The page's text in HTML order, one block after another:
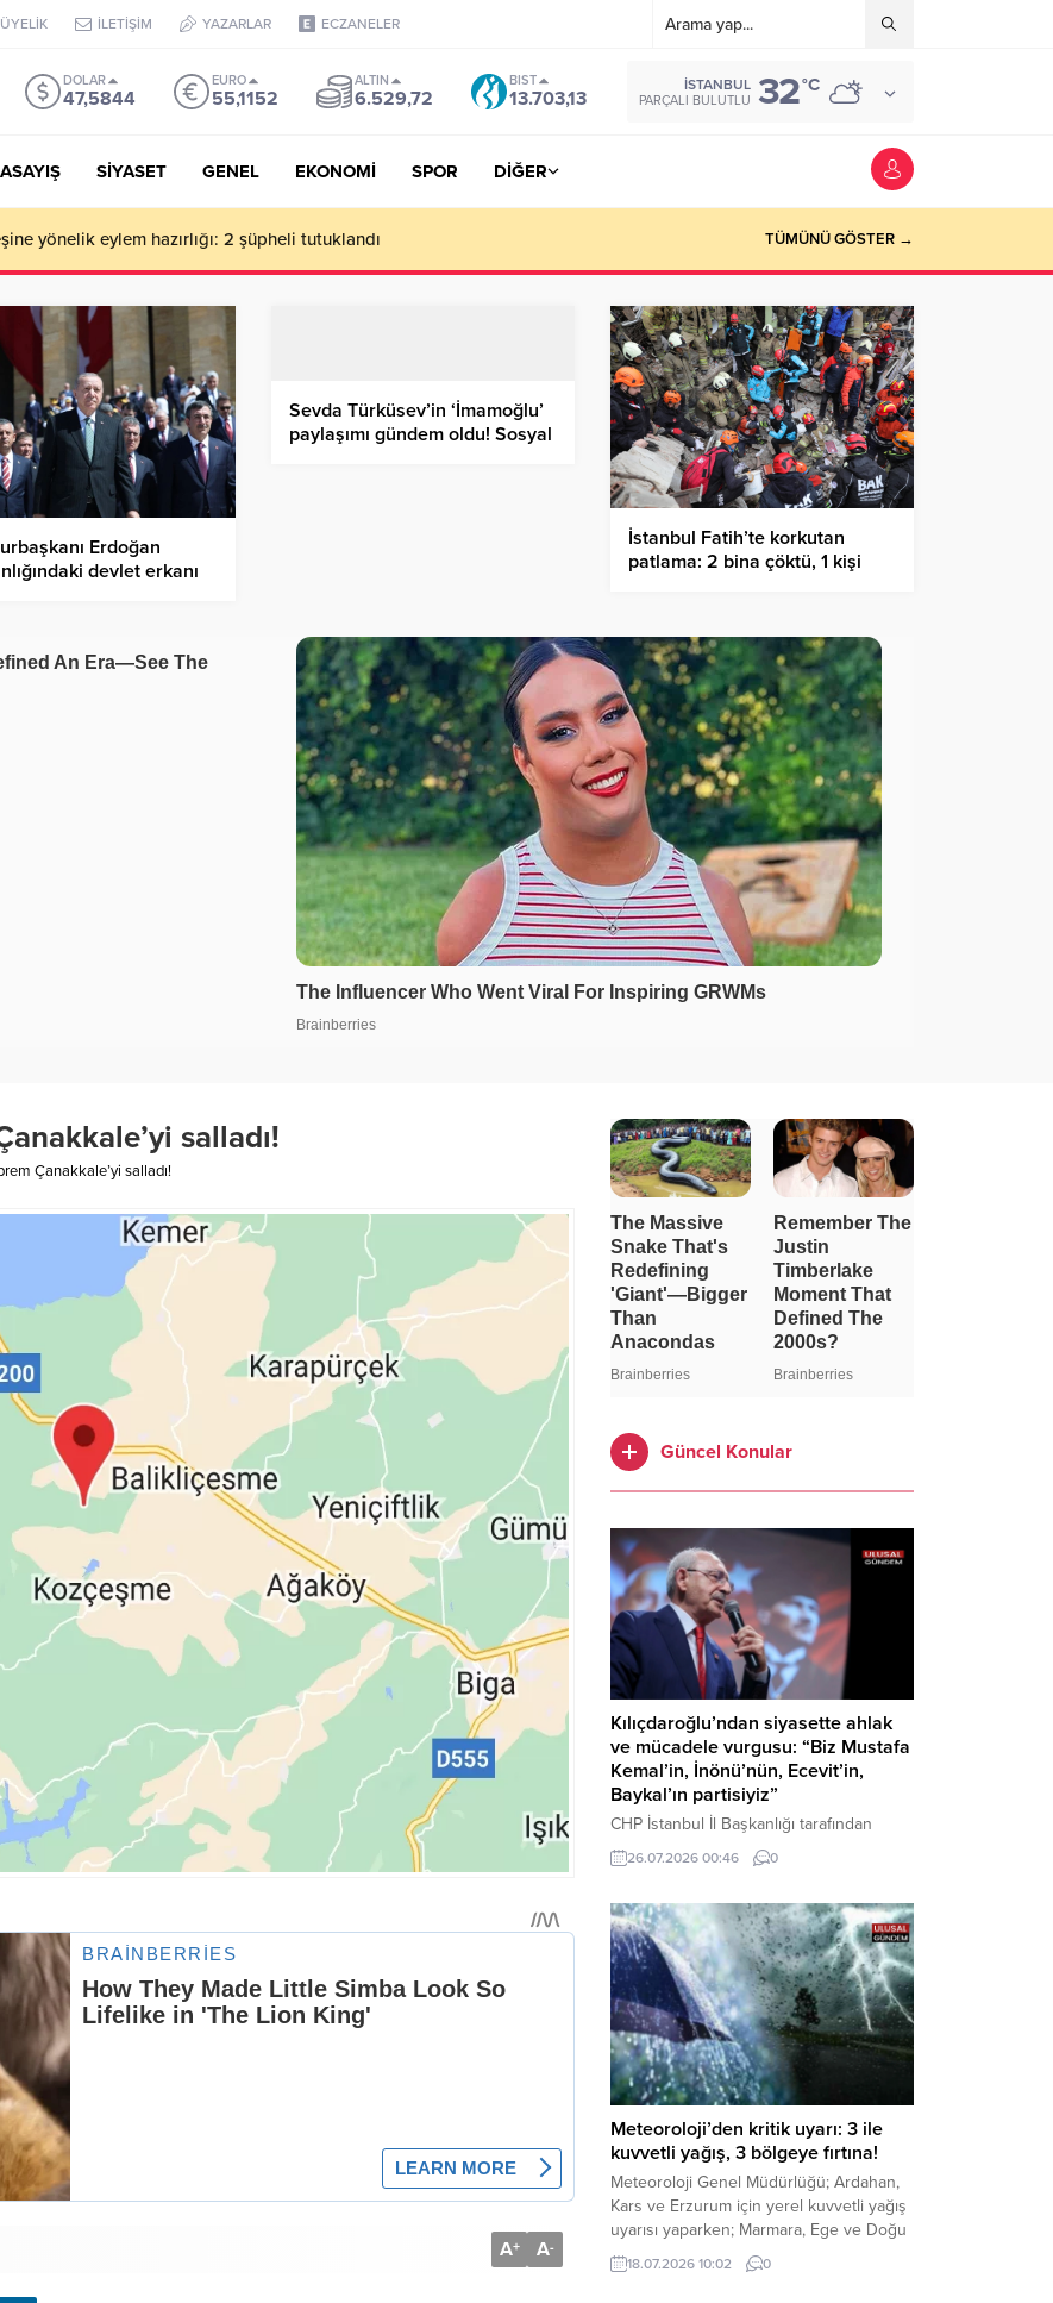
ÜYELİK İLETİŞİM YAZARLAR ECZANELER
DOLAR
47,5844
EURO
55,1152
ALTIN
6.529,72
BIST
13.703,13
İSTANBUL
PARÇALI BULUTLU 32°C
ASAYIŞ SİYASET GENEL EKONOMİ SPOR DİĞER
milyonluk vurgun iddiası: Haluk Levent ve Ekibine gözaltı TÜMÜNÜ GÖSTER →
Erdoğan
devlet erkanı
Sevda Türküsev’in ‘İmamoğlu’
paylaşımı gündem oldu! Sosyal
İstanbul Fatih’te korkutan
patlama: 2 bina çöktü, 1 kişi
salladı!
Çanakkale’yi salladı!
A+ A-
Güncel Konular
Kılıçdaroğlu’ndan siyasette ahlak
ve mücadele vurgusu: “Biz Mustafa
Kemal’in, İnönü’nün, Ecevit’in,
Baykal’ın partisiyiz”
CHP İstanbul İl Başkanlığı tarafından
düzenlenen Üye Katılım Töreni’nde
konuşan Kemal Kılıçdaroğlu; partinin
beşli çetelerle mücadeleden Aile
Destekleri Sigortası’na kadar birçok kritik
konuda sert ve net mesajlar verdi. Haber
Merkezi – CHP Genel Başkanı Kemal
Kılıçdaroğlu, Rauf Denktaş Kültür
Merkezi’nde gerçekleştirilen ve yeni
üyelere rozetlerinin takıldığı...
26.07.2026 00:46 0
Meteoroloji’den kritik uyarı: 3 ile
kuvvetli yağış, 3 bölgeye fırtına!
Meteoroloji Genel Müdürlüğü; Ardahan,
Kars ve Erzurum için yerel kuvvetli yağış
uyarısı yaparken; Marmara, Ege ve Doğu
Anadolu’nun belirli kesimlerinde ise
saatte 60 kilometre hıza ulaşabilecek
18.07.2026 10:02 0